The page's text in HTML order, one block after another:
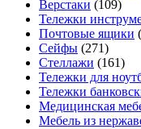
Верстаки (109)
Тележки
Почтовые ящики
Сейфы (271)
Стеллажи (161)
Тележки для
Тележки
Медицинская
Мебель из